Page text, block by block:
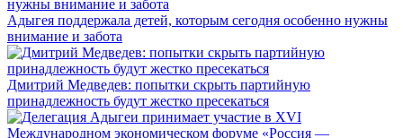
Адыгея поддержала детей, которым сегодня особенно нужны
внимание и забота
Дмитрий Медведев: попытки скрыть партийную
принадлежность будут жестко пресекаться